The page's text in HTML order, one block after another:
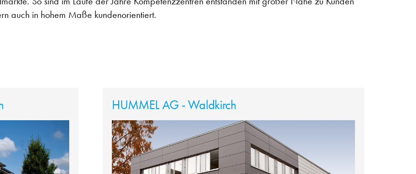
auch in hohem Maße kundenorientiert.
HUMMEL AG - Waldkirch